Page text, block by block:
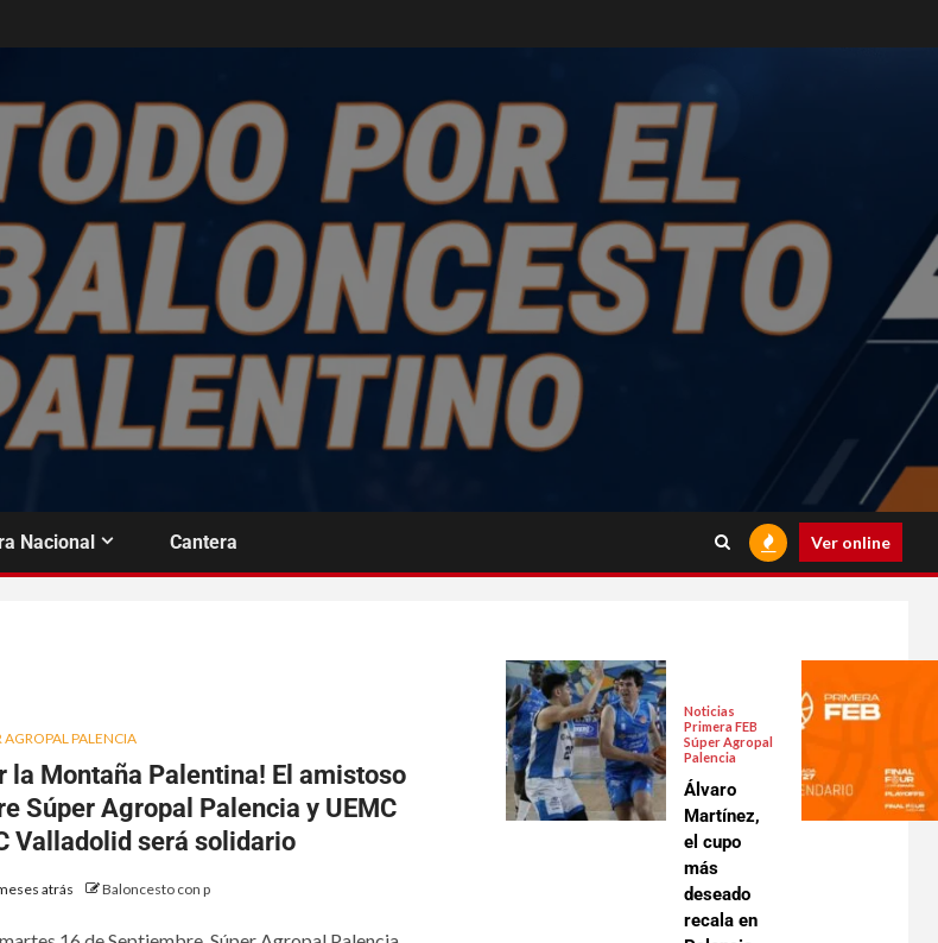
Nacional Cantera Ver online
AGROPAL PALENCIA
la Montaña Palentina! El amistoso
Súper Agropal Palencia y UEMC
Valladolid será solidario
atrás Baloncesto con p
Noticias
Primera FEB
Súper Agropal
Palencia
Álvaro
Martínez,
el cupo
más
deseado
recala en